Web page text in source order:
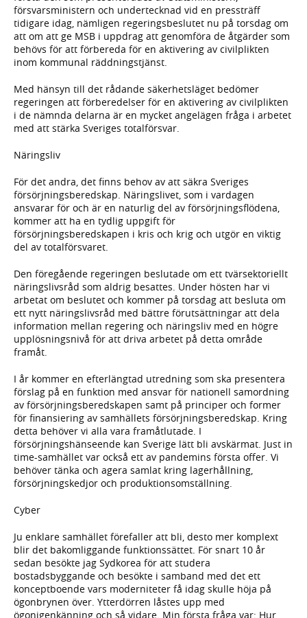
försvarsministern och undertecknad vid en pressträff
tidigare idag, nämligen regeringsbeslutet nu på torsdag om
att om att ge MSB i uppdrag att genomföra de åtgärder som
behövs för att förbereda för en aktivering av civilplikten
inom kommunal räddningstjänst.
Med hänsyn till det rådande säkerhetsläget bedömer
regeringen att förberedelser för en aktivering av civilplikten
i de nämnda delarna är en mycket angelägen fråga i arbetet
med att stärka Sveriges totalförsvar.
Näringsliv
För det andra, det finns behov av att säkra Sveriges
försörjningsberedskap. Näringslivet, som i vardagen
ansvarar för och är en naturlig del av försörjningsflödena,
kommer att ha en tydlig uppgift för
försörjningsberedskapen i kris och krig och utgör en viktig
del av totalförsvaret.
Den föregående regeringen beslutade om ett tvärsektoriellt
näringslivsråd som aldrig besattes. Under hösten har vi
arbetat om beslutet och kommer på torsdag att besluta om
ett nytt näringslivsråd med bättre förutsättningar att dela
information mellan regering och näringsliv med en högre
upplösningsnivå för att driva arbetet på detta område
framåt.
I år kommer en efterlängtad utredning som ska presentera
förslag på en funktion med ansvar för nationell samordning
av försörjningsberedskapen samt på principer och former
för finansiering av samhällets försörjningsberedskap. Kring
detta behöver vi alla vara framåtlutade. I
försörjningshänseende kan Sverige lätt bli avskärmat. Just in
time-samhället var också ett av pandemins första offer. Vi
behöver tänka och agera samlat kring lagerhållning,
försörjningskedjor och produktionsomställning.
Cyber
Ju enklare samhället förefaller att bli, desto mer komplext
blir det bakomliggande funktionssättet. För snart 10 år
sedan besökte jag Sydkorea för att studera
bostadsbyggande och besökte i samband med det ett
konceptboende vars moderniteter få idag skulle höja på
ögonbrynen över. Ytterdörren låstes upp med
ögonigenkänning och så vidare. Min första fråga var: Hur